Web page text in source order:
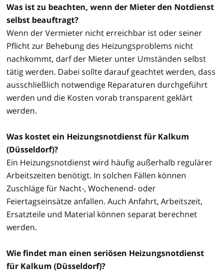
Was ist zu beachten, wenn der Mieter den Notdienst
selbst beauftragt?
Wenn der Vermieter nicht erreichbar ist oder seiner
Pflicht zur Behebung des Heizungsproblems nicht
nachkommt, darf der Mieter unter Umständen selbst
tätig werden. Dabei sollte darauf geachtet werden, dass
ausschließlich notwendige Reparaturen durchgeführt
werden und die Kosten vorab transparent geklärt
werden.
Was kostet ein Heizungsnotdienst für Kalkum
(Düsseldorf)?
Ein Heizungsnotdienst wird häufig außerhalb regulärer
Arbeitszeiten benötigt. In solchen Fällen können
Zuschläge für Nacht-, Wochenend- oder
Feiertagseinsätze anfallen. Auch Anfahrt, Arbeitszeit,
Ersatzteile und Material können separat berechnet
werden.
Wie findet man einen seriösen Heizungsnotdienst
für Kalkum (Düsseldorf)?